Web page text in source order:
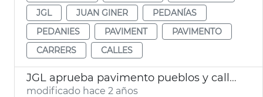
JGL
JUAN GINER
PEDANÍAS
PEDANIES
PAVIMENT
PAVIMENTO
CARRERS
CALLES
JGL aprueba pavimento pueblos y calles València
modificado hace 2 años